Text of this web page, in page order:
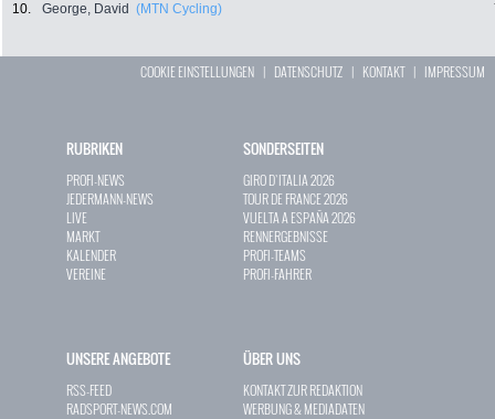
10.
George, David (MTN Cycling)
COOKIE EINSTELLUNGEN | DATENSCHUTZ | KONTAKT| IMPRESSUM
RUBRIKEN
PROFI-NEWS
JEDERMANN-NEWS
LIVE
MARKT
KALENDER
VEREINE
SONDERSEITEN
GIRO D`ITALIA 2026
TOUR DE FRANCE 2026
VUELTA A ESPAÑA 2026
RENNERGEBNISSE
PROFI-TEAMS
PROFI-FAHRER
UNSERE ANGEBOTE
RSS-FEED
RADSPORT-NEWS.COM
ÜBER UNS
KONTAKT ZUR REDAKTION
WERBUNG & MEDIADATEN